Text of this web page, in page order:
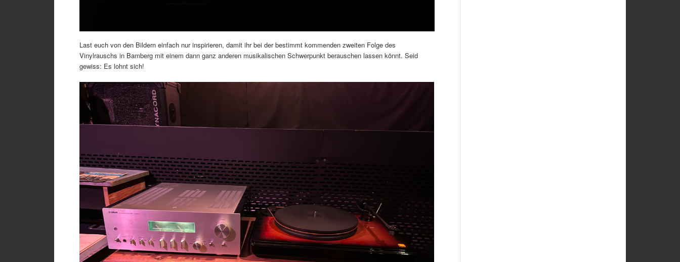
Last euch von den Bildern einfach nur inspirieren, damit ihr bei der bestimmt kommenden zweiten Folge des
Vinylrauschs in Bamberg mit einem dann ganz anderen musikalischen Schwerpunkt berauschen lassen könnt. Seid
gewiss: Es lohnt sich!